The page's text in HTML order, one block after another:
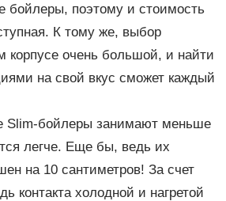
бойлеры, поэтому и стоимость
К тому же, выбор
корпусе очень большой, и найти
на свой вкус сможет каждый
Slim-бойлеры занимают меньше
легче. Еще бы, ведь их
на 10 сантиметров! За счет
контакта холодной и нагретой